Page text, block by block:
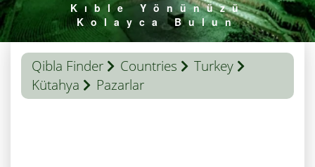
Kıble Yönünüzü
Kolayca Bulun
Qibla Finder Countries
Turkey
Kütahya
Pazarlar